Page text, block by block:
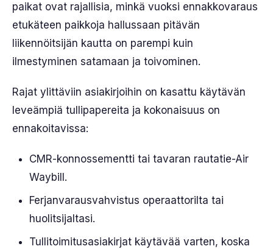
paikat ovat rajallisia, minkä vuoksi ennakkovaraus
etukäteen paikkoja hallussaan pitävän
liikennöitsijän kautta on parempi kuin
ilmestyminen satamaan ja toivominen.
Rajat ylittäviin asiakirjoihin on kasattu käytävän
leveämpiä tullipapereita ja kokonaisuus on
ennakoitavissa:
CMR-konnossementti tai tavaran rautatie-Air
Waybill.
Ferjanvarausvahvistus operaattorilta tai
huolitsijaltasi.
Tullitoimitusasiakirjat käytävää varten, koska